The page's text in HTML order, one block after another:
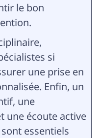
le bon
si
une prise en
Enfin, un
une
une écoute active
essentiels